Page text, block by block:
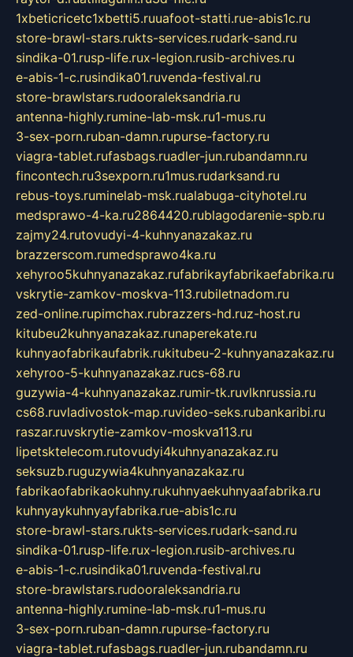
1xbeticricetc1xbetti5.ruuafoot-statti.rue-abis1c.ru
store-brawl-stars.rukts-services.rudark-sand.ru
sindika-01.rusp-life.rux-legion.rusib-archives.ru
e-abis-1-c.rusindika01.ruvenda-festival.ru
store-brawlstars.rudooraleksandria.ru
antenna-highly.rumine-lab-msk.ru1-mus.ru
3-sex-porn.ruban-damn.rupurse-factory.ru
viagra-tablet.rufasbags.ruadler-jun.rubandamn.ru
fincontech.ru3sexporn.ru1mus.rudarksand.ru
rebus-toys.ruminelab-msk.rualabuga-cityhotel.ru
medsprawo-4-ka.ru2864420.rublagodarenie-spb.ru
zajmy24.rutovudyi-4-kuhnyanazakaz.ru
brazzerscom.rumedsprawo4ka.ru
xehyroo5kuhnyanazakaz.rufabrikayfabrikaefabrika.ru
vskrytie-zamkov-moskva-113.rubiletnadom.ru
zed-online.rupimchax.rubrazzers-hd.ruz-host.ru
kitubeu2kuhnyanazakaz.runaperekate.ru
kuhnyaofabrikaufabrik.rukitubeu-2-kuhnyanazakaz.ru
xehyroo-5-kuhnyanazakaz.rucs-68.ru
guzywia-4-kuhnyanazakaz.rumir-tk.ruvlknrussia.ru
cs68.ruvladivostok-map.ruvideo-seks.rubankaribi.ru
raszar.ruvskrytie-zamkov-moskva113.ru
lipetsktelecom.rutovudyi4kuhnyanazakaz.ru
seksuzb.ruguzywia4kuhnyanazakaz.ru
fabrikaofabrikaokuhny.rukuhnyaekuhnyaafabrika.ru
kuhnyaykuhnyayfabrika.rue-abis1c.ru
store-brawl-stars.rukts-services.rudark-sand.ru
sindika-01.rusp-life.rux-legion.rusib-archives.ru
e-abis-1-c.rusindika01.ruvenda-festival.ru
store-brawlstars.rudooraleksandria.ru
antenna-highly.rumine-lab-msk.ru1-mus.ru
3-sex-porn.ruban-damn.rupurse-factory.ru
viagra-tablet.rufasbags.ruadler-jun.rubandamn.ru